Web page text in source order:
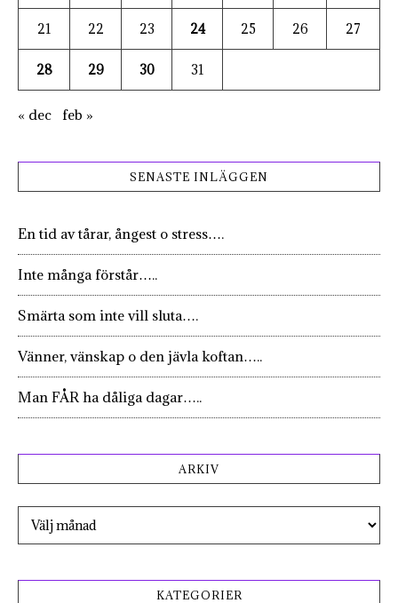
21 22 23 24 25 26 27
28 29 30 31
« dec feb »
SENASTE INLÄGGEN
En tid av tårar, ångest o stress….
Inte många förstår…..
Smärta som inte vill sluta….
Vänner, vänskap o den jävla koftan…..
Man FÅR ha dåliga dagar…..
ARKIV
Arkiv
KATEGORIER